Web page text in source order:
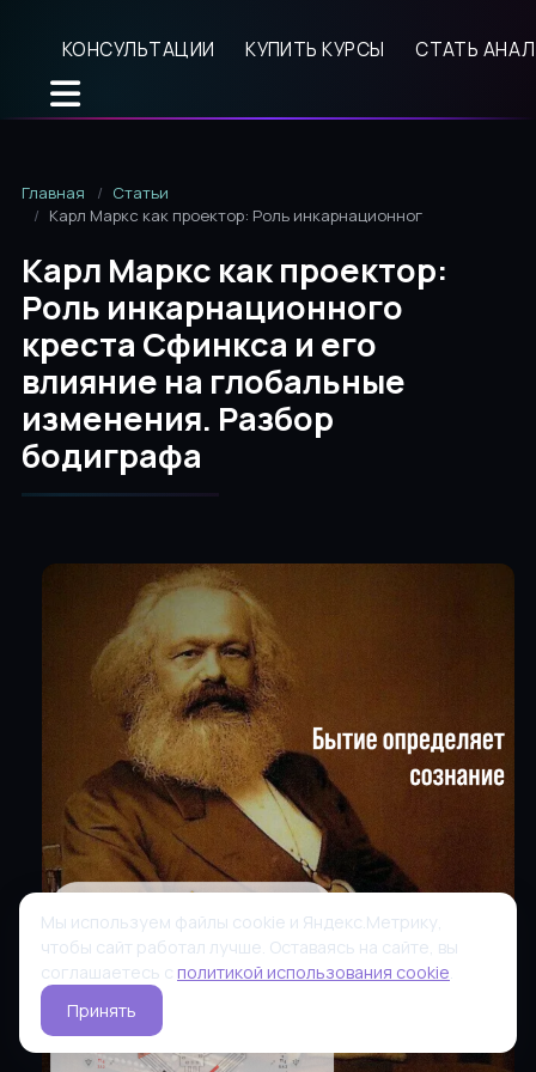
КОНСУЛЬТАЦИИ КУПИТЬ КУРСЫ СТАТЬ
Главная
Статьи
Карл Маркс как проектор: Роль инкарнационного креста
Карл Маркс как проектор:
Роль инкарнационного
креста Сфинкса и его
влияние на глобальные
изменения. Разбор
бодиграфа
Мы используем файлы cookie и Яндекс.Метрику,
чтобы сайт работал лучше. Оставаясь на сайте, вы
соглашаетесь с политикой использования cookie.
Принять